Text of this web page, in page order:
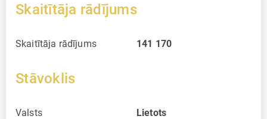
Skaitītāja rādījums
Skaitītāja rādījums 141 170
Stāvoklis
Valsts Lietots